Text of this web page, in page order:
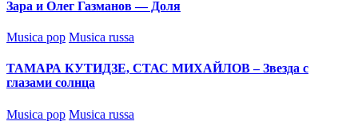
Зара и Олег Газманов — Доля
Posted
Musica pop Musica russa
ТАМАРА КУТИДЗЕ, СТАС МИХАЙЛОВ – Звезда с
глазами солнца
Posted
Musica pop Musica russa